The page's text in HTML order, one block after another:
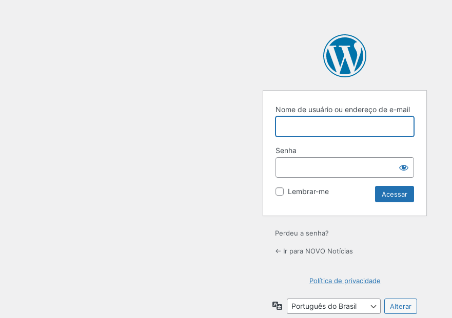
Nome de usuário ou endereço de e-mail
Senha
Lembrar-me
Perdeu a senha?
← Ir para NOVO Notícias
Política de privacidade
Idioma